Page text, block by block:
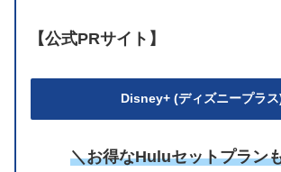
【公式PRサイト】
Disney+ (ディズニープラス
＼お得なHuluセットプラン